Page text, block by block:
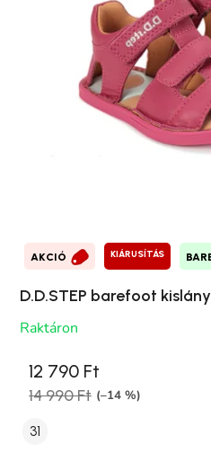
AKCIÓ KIÁRUSÍTÁS
D.D.STEP barefoot
Raktáron
12 790 Ft
14 990 Ft (–14 %)
31